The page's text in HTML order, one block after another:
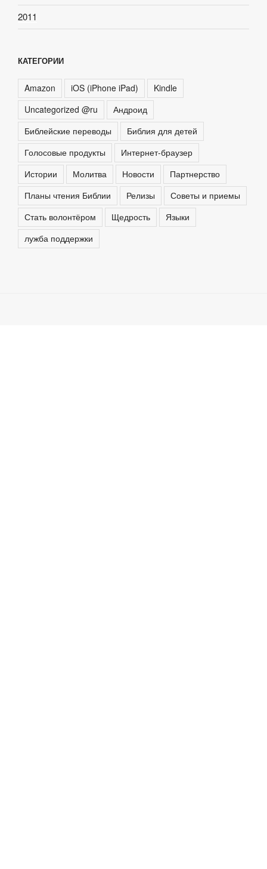
2011
КАТЕГОРИИ
Amazon iOS (iPhone iPad)
Kindle
Uncategorized @ru
Андроид
Библейские переводы
Библия для детей
Голосовые продукты
Интернет-браузер
Истории
Молитва Новости
Партнерство
Планы чтения Библии
Релизы
Советы и приемы
Стать волонтёром
Щедрость
Языки
лужба поддержки